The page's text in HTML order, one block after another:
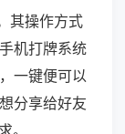
其操作方式
机打牌系统
一键便可以
分享给好友
。